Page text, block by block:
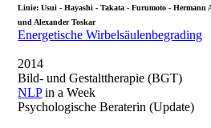
Linie: Usui - Hayashi - Takata - Furumoto -
und Alexander Toskar
Energetische Wirbelsäulenbegrading
2014
Bild- und Gestalttherapie (BGT)
NLPin a Week
Psychologische Beraterin (Update)